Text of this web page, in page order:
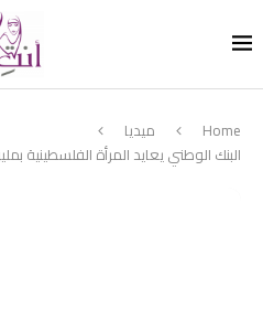
Home
ميديا
البنك الوطني يعايد المرأة الفلسطينية